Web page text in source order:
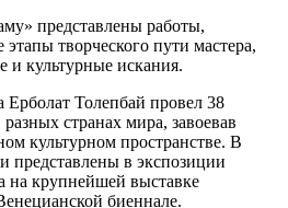
представлены работы,
творческого пути мастера,
и культурные искания.
Ерболат Толепбай провел 38
странах мира, завоевав
культурном пространстве. В
представлены в экспозиции
на крупнейшей выставке
биеннале.